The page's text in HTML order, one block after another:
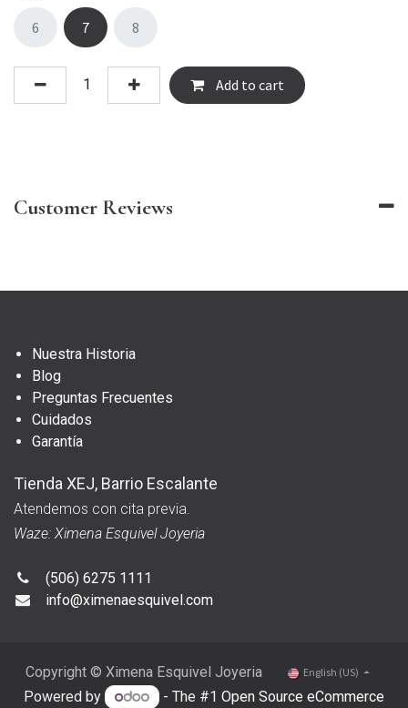
6 7 8
Add to cart
Customer Reviews
Nuestra Historia
Blog
Preguntas Frecuentes
Cuidados
Garantía
Tienda XEJ, Barrio Escalante
Atendemos con cita previa.
Waze: Ximena Esquivel Joyeria
(506) 6275 1111
info@ximenaesquivel.com
Copyright © Ximena Esquivel Joyeria English (US)
Powered by - The #1 Open Source eCommerce